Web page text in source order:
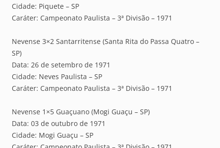
Cidade: Piquete – SP
Caráter: Campeonato Paulista – 3ª Divisão – 1971
Nevense 3×2 Santarritense (Santa Rita do Passa Quatro –
SP)
Data: 26 de setembro de 1971
Cidade: Neves Paulista – SP
Caráter: Campeonato Paulista – 3ª Divisão – 1971
Nevense 1×5 Guaçuano (Mogi Guaçu – SP)
Data: 03 de outubro de 1971
Cidade: Mogi Guaçu – SP